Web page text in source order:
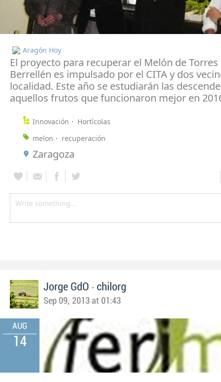
Aragón Hoy
El proyecto para recuperar el Melón de Torres
Berrellén es impulsado por el CITA y dos
localidad. Este año se estudiarán las
aquellos frutos que funcionaron mejor en
Innovación
Hortícolas
melon
recuperación
Zaragoza
Jorge GdO - chilorg
Sep 09, 2013 at 01:43
AUG
14